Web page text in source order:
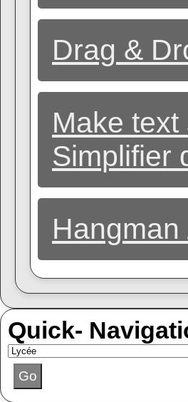
Drag &
Make
Simplifier
Quick-
Go